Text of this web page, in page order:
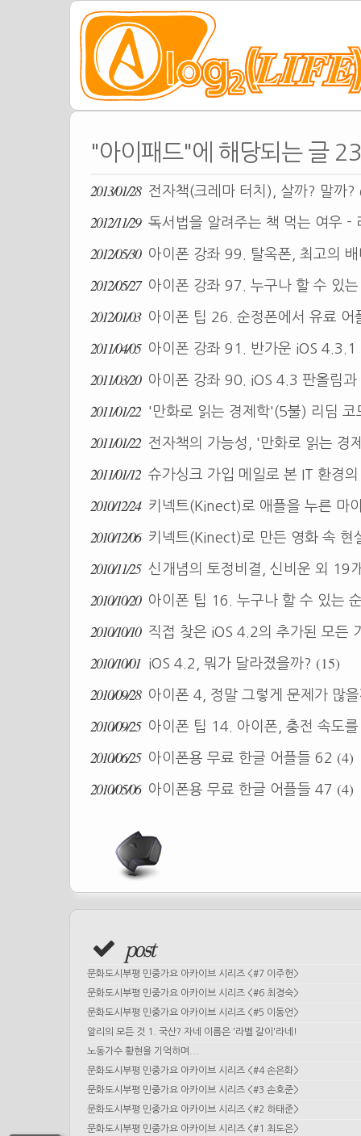
"아이패드"에 해당되는 글
2013/01/28 전자책(크레마 터치), 살까? 말까?
2012/11/29 독서법을 알려주는 책 먹는 여우 -
2012/05/30 아이폰 강좌 99. 탈옥폰, 최고의
2012/05/27 아이폰 강좌 97. 누구나 할 수 있
2012/01/03 아이폰 팁 26. 순정폰에서 유료
2011/04/05 아이폰 강좌 91. 반가운 iOS
2011/03/20 아이폰 강좌 90. iOS 4.3 판올림
2011/01/22 '만화로 읽는 경제학'(5불) 리딤
2011/01/22 전자책의 가능성, '만화로 읽는 경
2011/01/12 슈가싱크 가입 메일로 본 IT 환경
2010/12/24 키넥트(Kinect)로 애플을 누른 마
2010/12/06 키넥트(Kinect)로 만든 영화 속
2010/11/25 신개념의 토정비결, 신비운 외 19
2010/10/20 아이폰 팁 16. 누구나 할 수 있는
2010/10/10 직접 찾은 iOS 4.2의 추가된 모든
2010/10/01 iOS 4.2, 뭐가 달라졌을까? (15)
2010/09/28
아이폰 4, 정말 그렇게 문제가 많
2010/09/25 아이폰 팁 14. 아이폰, 충전 속도
2010/06/25 아이폰용 무료 한글 어플들 62 (4)
2010/05/06
아이폰용 무료 한글 어플들 47 (4)
post
문화도시부평 민중가요 아카이브 시리즈 <#7 이주헌>
문화도시부평 민중가요 아카이브 시리즈 <#6 최경숙>
문화도시부평 민중가요 아카이브 시리즈 <#5 이동언>
알리의 모든 것 1. 국산? 자네 이름은 '라벨 갈이'라네!
노동가수 황현을 기억하며...
문화도시부평 민중가요 아카이브 시리즈 <#4 손은화>
문화도시부평 민중가요 아카이브 시리즈 <#3 손호준>
문화도시부평 민중가요 아카이브 시리즈 <#2 하태준>
문화도시부평 민중가요 아카이브 시리즈 <#1 최도은>